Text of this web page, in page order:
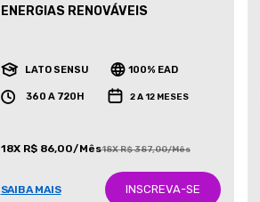
ENERGIAS RENOVÁVEIS
LATO SENSU 100% EAD
360 A 720H 2 A 12 MESES
18X R$ 86,00/Mês18X R$ 387,00/Mês
SAIBA MAIS INSCREVA-SE